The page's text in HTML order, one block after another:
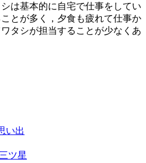
は基本的に自宅で仕事をしてい
とが多く，夕食も疲れて仕事か
タシが担当することが少なくあ
い出
ツ星